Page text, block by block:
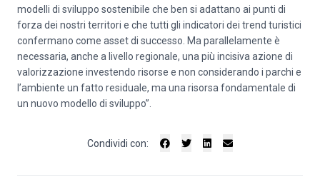
modelli di sviluppo sostenibile che ben si adattano ai punti di
forza dei nostri territori e che tutti gli indicatori dei trend turistici
confermano come asset di successo. Ma parallelamente è
necessaria, anche a livello regionale, una più incisiva azione di
valorizzazione investendo risorse e non considerando i parchi e
l’ambiente un fatto residuale, ma una risorsa fondamentale di
un nuovo modello di sviluppo”.
Condividi con: